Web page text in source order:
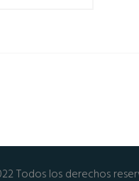
Todos los derechos